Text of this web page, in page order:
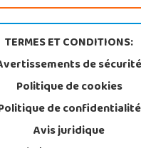
TERMES ET CONDITIONS:
de sécurité
Politique de cookies
de confidentialité
Avis juridique